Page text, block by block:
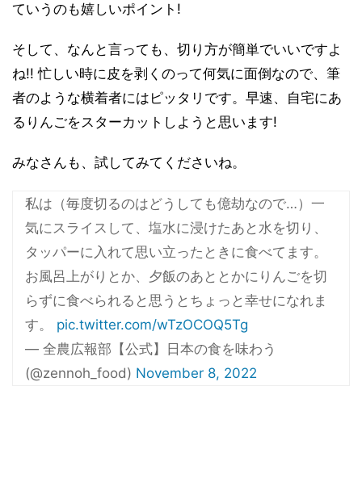
ていうのも嬉しいポイント!
そして、なんと言っても、切り方が簡単でいいですよ
ね!! 忙しい時に皮を剥くのって何気に面倒なので、筆
者のような横着者にはピッタリです。早速、自宅にあ
るりんごをスターカットしようと思います!
みなさんも、試してみてくださいね。
私は（毎度切るのはどうしても億劫なので…）一
気にスライスして、塩水に浸けたあと水を切り、
タッパーに入れて思い立ったときに食べてます。
お風呂上がりとか、夕飯のあととかにりんごを切
らずに食べられると思うとちょっと幸せになれま
す。 pic.twitter.com/wTzOCOQ5Tg
— 全農広報部【公式】日本の食を味わう
(@zennoh_food) November 8, 2022